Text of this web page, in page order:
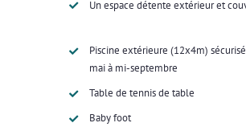
Un espace détente extérieur et
Piscine extérieure (12x4m)
mai à mi-septembre
Table de tennis de table
Baby foot